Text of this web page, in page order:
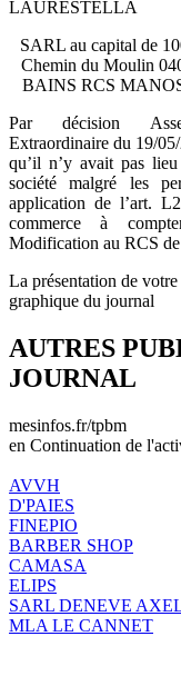
LAURESTELLA
SARL au capital de
Chemin du Moulin
BAINS RCS
Par décision
Extraordinaire du 19/
qu’il n’y avait pas
société malgré les
application de l’art.
commerce à
Modification au RCS
La présentation de
graphique du journal
AUTRES
JOURNAL
mesinfos.fr/tpbm
en Continuation de
AVVH
D'PAIES
FINEPIO
BARBER SHOP
CAMASA
ELIPS
SARL DENEVE
MLA LE CANNET